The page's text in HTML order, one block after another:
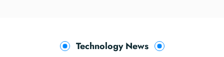
Technology News